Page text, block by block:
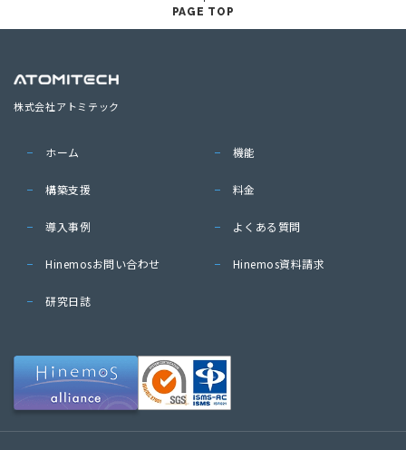
PAGE TOP
株式会社アトミテック
ホーム 機能
構築支援 料金
導入事例 よくある質問
Hinemosお問い合わせ Hinemos資料請求
研究日誌